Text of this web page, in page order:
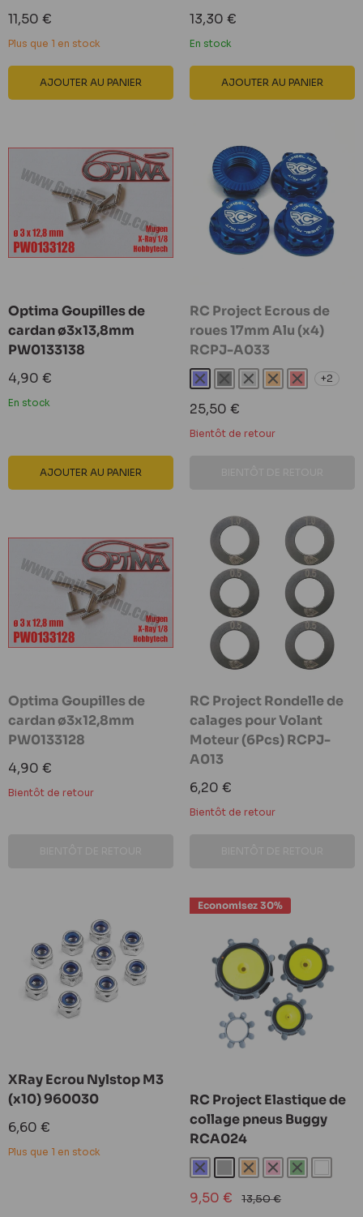
Prix
réduit
11,50 €
Plus que 1 en stock
AJOUTER AU PANIER
Prix
réduit
13,30 €
En stock
AJOUTER AU PANIER
Optima Goupilles de
cardan ø3x13,8mm
PW0133138
Prix
réduit
4,90 €
En stock
AJOUTER AU PANIER
RC Project Ecrous de
roues 17mm Alu (x4)
RCPJ-A033
bleu noir gris orangerouge +2
Prix
réduit
25,50 €
Bientôt de retour
Optima Goupilles de
cardan ø3x12,8mm
PW0133128
Prix
réduit
4,90 €
Bientôt de retour
RC Project Rondelle de
calages pour Volant
Moteur (6Pcs) RCPJ-
A013
Prix
réduit
6,20 €
Bientôt de retour
XRay Ecrou Nylstop M3
(x10) 960030
Prix
réduit
6,60 €
Plus que 1 en stock
Economisez 30%
RC Project Elastique de
collage pneus Buggy
RCA024
Bleu OrangeRose Vert
Prix
réduit
9,50 € Prix
normal
13,50 €